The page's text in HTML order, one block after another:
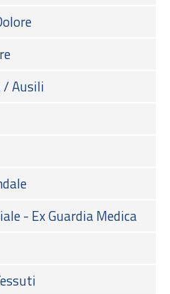
/ Ausili
- Ex Guardia Medica